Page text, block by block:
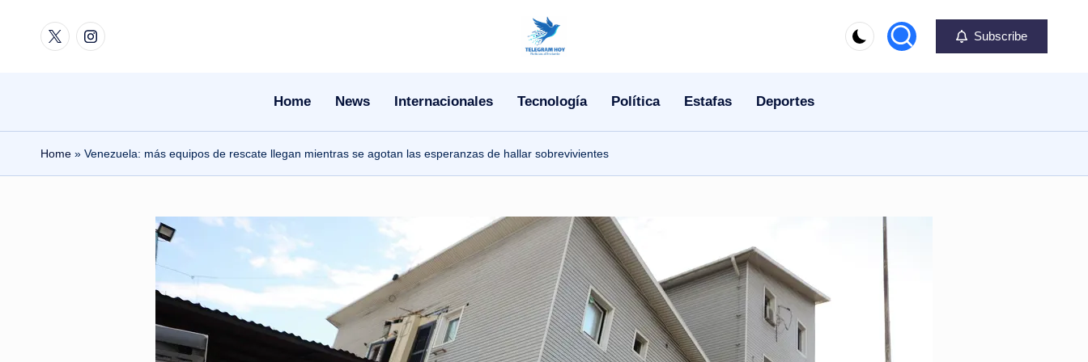
TwitterInstagram
N
i
e
l
e
|
Subscribe
Home News Internacionales Tecnología Política Estafas Deportes
Home » Venezuela: más equipos de rescate llegan mientras se agotan las esperanzas de hallar sobrevivientes